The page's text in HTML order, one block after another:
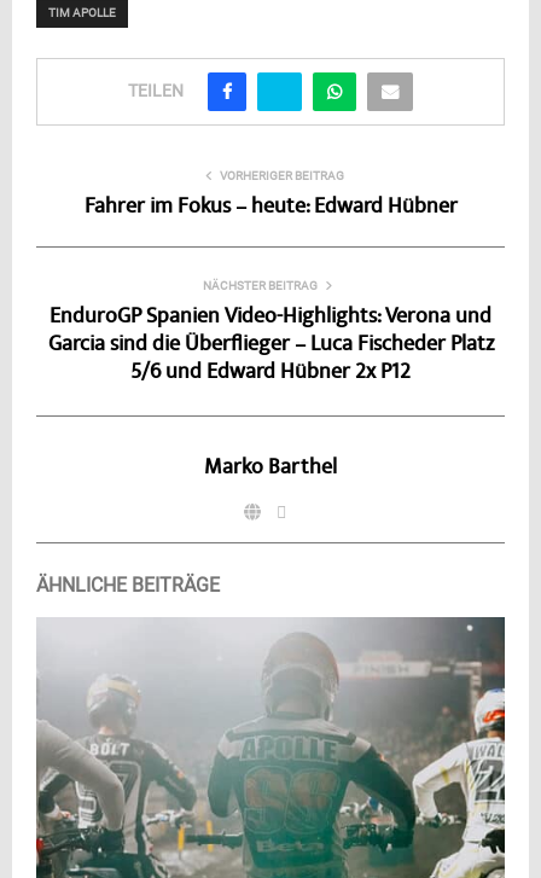
TIM APOLLE
TEILEN
VORHERIGER BEITRAG
Fahrer im Fokus – heute: Edward Hübner
NÄCHSTER BEITRAG
EnduroGP Spanien Video-Highlights: Verona und
Garcia sind die Überflieger – Luca Fischeder Platz
5/6 und Edward Hübner 2x P12
Marko Barthel
ÄHNLICHE BEITRÄGE